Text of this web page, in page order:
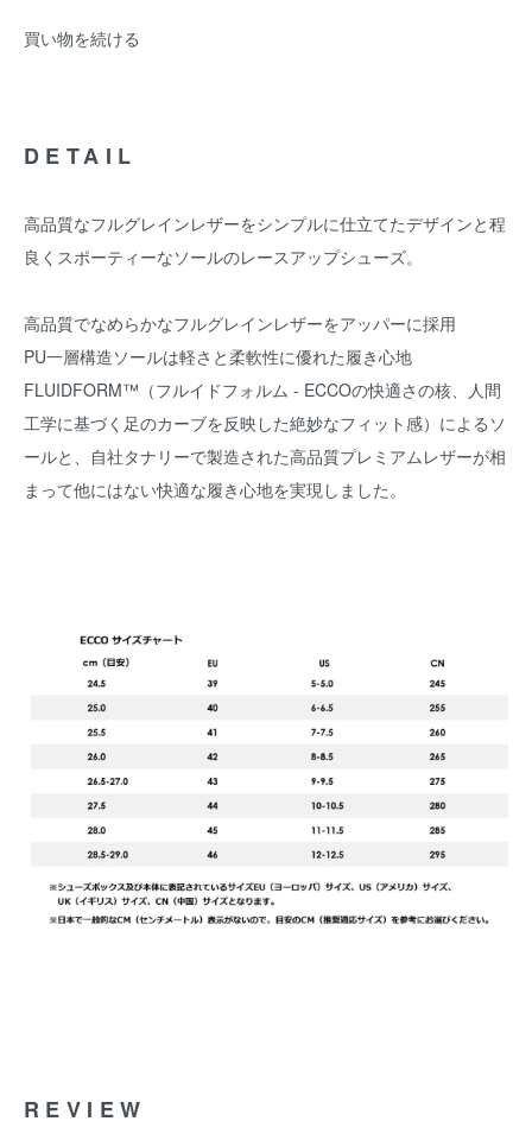
買い物を続ける
DETAIL
高品質なフルグレインレザーをシンプルに仕立てたデザインと程
良くスポーティーなソールのレースアップシューズ。
高品質でなめらかなフルグレインレザーをアッパーに採用
PU一層構造ソールは軽さと柔軟性に優れた履き心地
FLUIDFORM™（フルイドフォルム - ECCOの快適さの核、人間
工学に基づく足のカーブを反映した絶妙なフィット感）によるソ
ールと、自社タナリーで製造された高品質プレミアムレザーが相
まって他にはない快適な履き心地を実現しました。
REVIEW